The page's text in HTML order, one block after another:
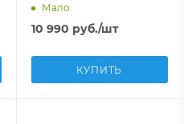
Мало
10 990 руб./шт
КУПИТЬ